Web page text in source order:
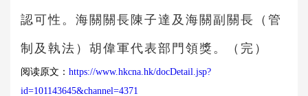
認可性。海關關長陳子達及海關副關長（管
制及執法）胡偉軍代表部門領獎。（完）
阅读原文： https://www.hkcna.hk/docDetail.jsp?
id=101143645&channel=4371